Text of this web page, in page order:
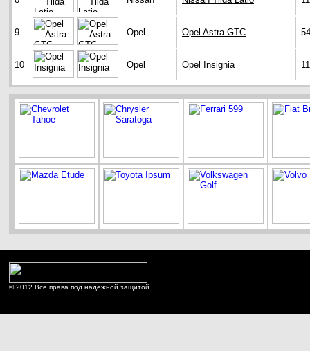
9 Opel Opel Astra GTC
10 Opel Opel Insignia
© 2012 Все права под надежной защитой.